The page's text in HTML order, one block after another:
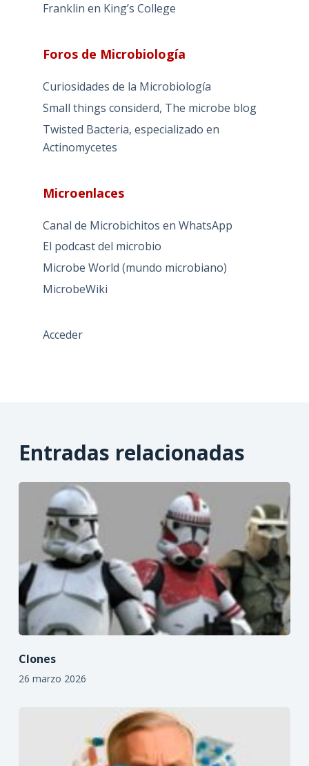
Franklin en King’s College
Foros de Microbiología
Curiosidades de la Microbiología
Small things considerd, The microbe blog
Twisted Bacteria, especializado en
Actinomycetes
Microenlaces
Canal de Microbichitos en WhatsApp
El podcast del microbio
Microbe World (mundo microbiano)
MicrobeWiki
Acceder
Entradas relacionadas
Clones
26 marzo 2026